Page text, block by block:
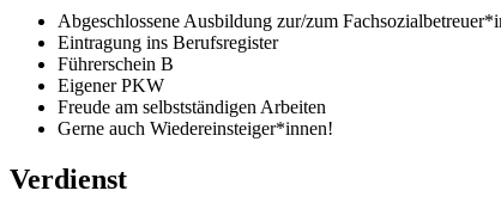
Abgeschlossene Ausbildung zur/zum
Eintragung ins Berufsregister
Führerschein B
Eigener PKW
Freude am selbstständigen Arbeiten
Gerne auch Wiedereinsteiger*innen!
Verdienst